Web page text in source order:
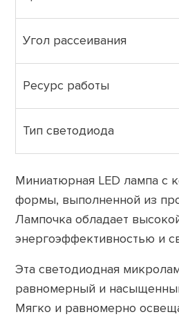
Угол рассеивания
Ресурс работы
Тип светодиода
Миниатюрная LED лампа с
формы, выполненной из
Лампочка обладает
энергоэффективностью и
Эта светодиодная
равномерный и
Мягко и равномерно